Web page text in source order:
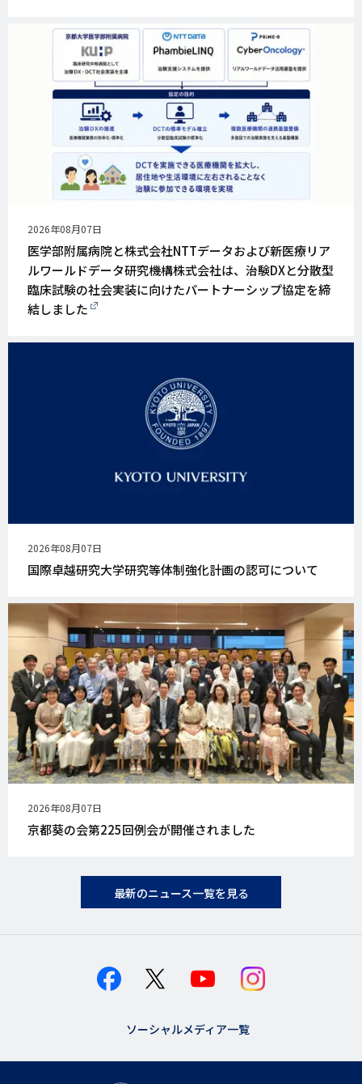
公
開
日
2026年08月07日
医学部附属病院と株式会社NTTデータおよび新医療リア
ルワールドデータ研究機構株式会社は、治験DXと分散型
臨床試験の社会実装に向けたパートナーシップ協定を締
結しました
公
開
日
2026年08月07日
国際卓越研究大学研究等体制強化計画の認可について
公
開
日
2026年08月07日
京都葵の会第225回例会が開催されました
最新のニュース一覧を見る
ソーシャルメディア一覧